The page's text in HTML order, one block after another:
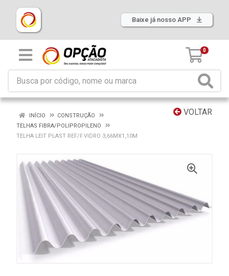
Baixe já nosso APP
0
VOLTAR
INÍCIO
CONSTRUÇÃO
TELHAS FIBRA/POLIPROPILENO
TELHA LEIT PLAST REF/F.VIDRO 3,66MX1,10M